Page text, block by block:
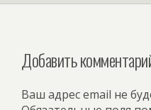
Добавить
Ваш адрес email не